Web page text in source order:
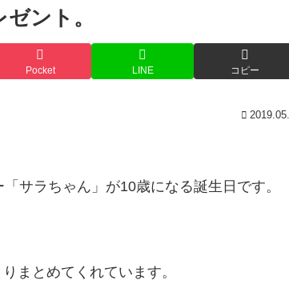
ント。
Pocket LINE コピー
サラちゃん」が10歳になる誕生日です。
まとめてくれています。